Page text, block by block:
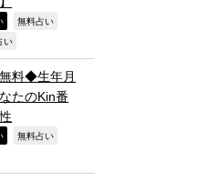
無料占い
い
料◆生年月
たのKin番
無料占い